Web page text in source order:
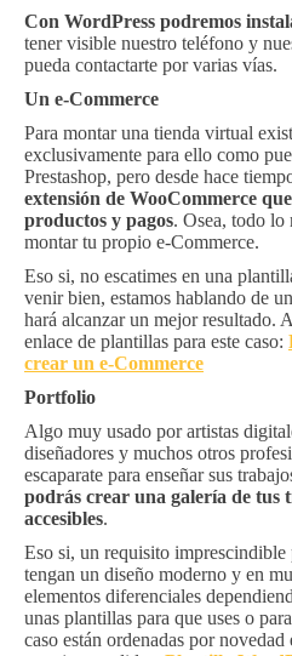
Con WordPress podremos
tener visible nuestro teléfono y
pueda contactarte por varias vías.
Un e-Commerce
Para montar una tienda virtual
exclusivamente para ello como
Prestashop, pero desde hace
extensión de WooCommerce
productos y pagos. Osea, todo lo
montar tu propio e-Commerce.
Eso si, no escatimes en una
venir bien, estamos hablando de
hará alcanzar un mejor resultado.
enlace de plantillas para este caso:
crear un e-Commerce
Portfolio
Algo muy usado por artistas
diseñadores y muchos otros
escaparate para enseñar sus
podrás crear una galería de tus
accesibles.
Eso si, un requisito imprescindible
tengan un diseño moderno y en
elementos diferenciales
unas plantillas para que uses o
caso están ordenadas por